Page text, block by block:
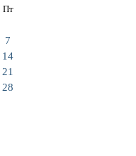
Пт
7
14
21
28